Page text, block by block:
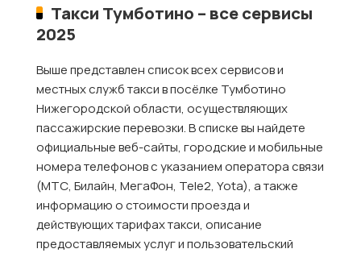
Такси Тумботино – все сервисы
2025
Выше представлен список всех сервисов и
местных служб такси в посёлке Тумботино
Нижегородской области, осуществляющих
пассажирские перевозки. В списке вы найдете
официальные веб-сайты, городские и мобильные
номера телефонов с указанием оператора связи
(МТС, Билайн, МегаФон, Tele2, Yota), а также
информацию о стоимости проезда и
действующих тарифах такси, описание
предоставляемых услуг и пользовательский